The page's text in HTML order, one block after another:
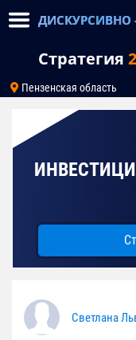
ДИСКУРСИВНО
Стратегия
Пензенская область
Светлана